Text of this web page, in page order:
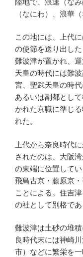
（なにわ）、浪華
この地には、上代
の使節を送り出し
難波津が置かれ、
天皇の時代には難
宮、聖武天皇の時
あるいは副都とし
かれた京職に準じ
れた。
上代から奈良時代
されたのは、大阪
の東端に位置して
飛鳥古京・藤原京
ことによる。住吉
の社として別格であ
難波津は土砂の堆
良時代末には神崎
市）などに繁栄を